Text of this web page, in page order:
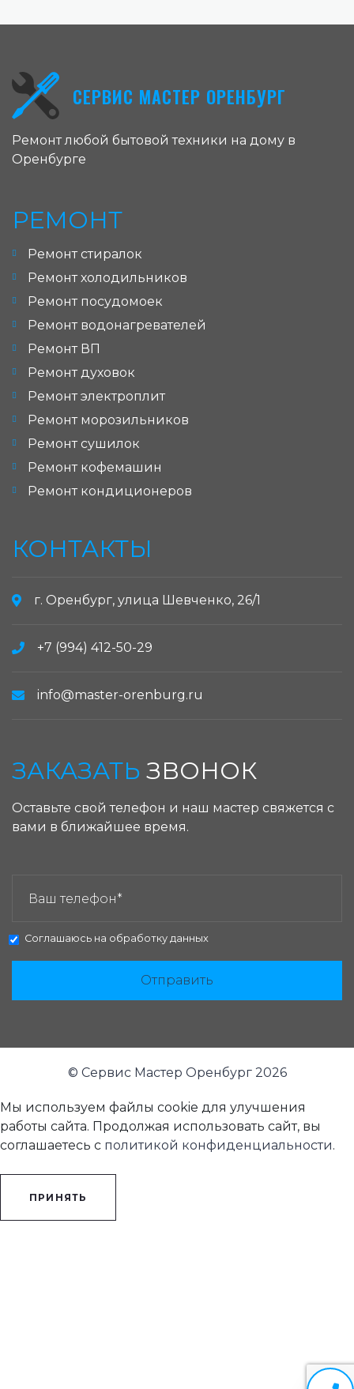
СЕРВИС МАСТЕР ОРЕНБУРГ
Ремонт любой бытовой техники на дому в
Оренбурге
РЕМОНТ
Ремонт стиралок
Ремонт холодильников
Ремонт посудомоек
Ремонт водонагревателей
Ремонт ВП
Ремонт духовок
Ремонт электроплит
Ремонт морозильников
Ремонт сушилок
Ремонт кофемашин
Ремонт кондиционеров
КОНТАКТЫ
г. Оренбург, улица Шевченко, 26/1
+7 (994) 412-50-29
info@master-orenburg.ru
ЗАКАЗАТЬ ЗВОНОК
Оставьте свой телефон и наш мастер свяжется с
вами в ближайшее время.
Соглашаюсь на обработку данных
Отправить
© Сервис Мастер Оренбург 2026
Мы используем файлы cookie для улучшения
работы сайта. Продолжая использовать сайт, вы
соглашаетесь с политикой конфиденциальности.
ПРИНЯТЬ